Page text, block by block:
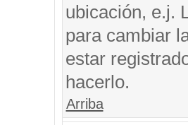
ubicación, e.j.
para cambiar
estar
hacerlo.
Arriba